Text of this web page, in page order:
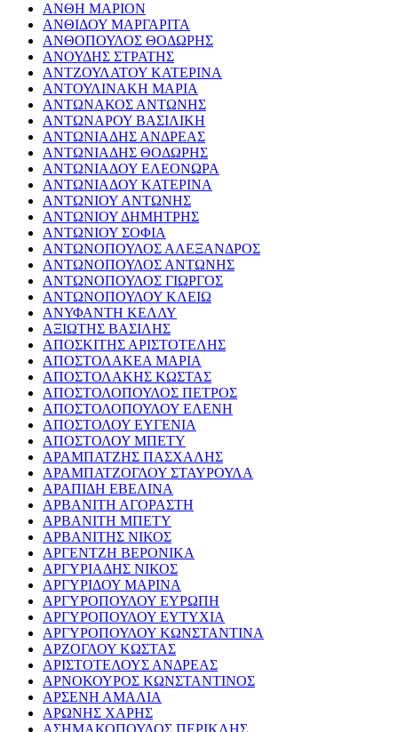
ΑΝΘΗ ΜΑΡΙΟΝ
ΑΝΘΙΔΟΥ ΜΑΡΓΑΡΙΤΑ
ΑΝΘΟΠΟΥΛΟΣ ΘΟΔΩΡΗΣ
ΑΝΟΥΔΗΣ ΣΤΡΑΤΗΣ
ΑΝΤΖΟΥΛΑΤΟΥ ΚΑΤΕΡΙΝΑ
ΑΝΤΟΥΛΙΝΑΚΗ ΜΑΡΙΑ
ΑΝΤΩΝΑΚΟΣ ΑΝΤΩΝΗΣ
ΑΝΤΩΝΑΡΟΥ ΒΑΣΙΛΙΚΗ
ΑΝΤΩΝΙΑΔΗΣ ΑΝΔΡΕΑΣ
ΑΝΤΩΝΙΑΔΗΣ ΘΟΔΩΡΗΣ
ΑΝΤΩΝΙΑΔΟΥ ΕΛΕΟΝΩΡΑ
ΑΝΤΩΝΙΑΔΟΥ ΚΑΤΕΡΙΝΑ
ΑΝΤΩΝΙΟΥ ΑΝΤΩΝΗΣ
ΑΝΤΩΝΙΟΥ ΔΗΜΗΤΡΗΣ
ΑΝΤΩΝΙΟΥ ΣΟΦΙΑ
ΑΝΤΩΝΟΠΟΥΛΟΣ ΑΛΕΞΑΝΔΡΟΣ
ΑΝΤΩΝΟΠΟΥΛΟΣ ΑΝΤΩΝΗΣ
ΑΝΤΩΝΟΠΟΥΛΟΣ ΓΙΩΡΓΟΣ
ΑΝΤΩΝΟΠΟΥΛΟΥ ΚΛΕΙΩ
ΑΝΥΦΑΝΤΗ ΚΕΛΛΥ
ΑΞΙΩΤΗΣ ΒΑΣΙΛΗΣ
ΑΠΟΣΚΙΤΗΣ ΑΡΙΣΤΟΤΕΛΗΣ
ΑΠΟΣΤΟΛΑΚΕΑ ΜΑΡΙΑ
ΑΠΟΣΤΟΛΑΚΗΣ ΚΩΣΤΑΣ
ΑΠΟΣΤΟΛΟΠΟΥΛΟΣ ΠΕΤΡΟΣ
ΑΠΟΣΤΟΛΟΠΟΥΛΟΥ ΕΛΕΝΗ
ΑΠΟΣΤΟΛΟΥ ΕΥΓΕΝΙΑ
ΑΠΟΣΤΟΛΟΥ ΜΠΕΤΥ
ΑΡΑΜΠΑΤΖΗΣ ΠΑΣΧΑΛΗΣ
ΑΡΑΜΠΑΤΖΟΓΛΟΥ ΣΤΑΥΡΟΥΛΑ
ΑΡΑΠΙΔΗ ΕΒΕΛΙΝΑ
ΑΡΒΑΝΙΤΗ ΑΓΟΡΑΣΤΗ
ΑΡΒΑΝΙΤΗ ΜΠΕΤΥ
ΑΡΒΑΝΙΤΗΣ ΝΙΚΟΣ
ΑΡΓΕΝΤΖΗ ΒΕΡΟΝΙΚΑ
ΑΡΓΥΡΙΑΔΗΣ ΝΙΚΟΣ
ΑΡΓΥΡΙΔΟΥ ΜΑΡΙΝΑ
ΑΡΓΥΡΟΠΟΥΛΟΥ ΕΥΡΩΠΗ
ΑΡΓΥΡΟΠΟΥΛΟΥ ΕΥΤΥΧΙΑ
ΑΡΓΥΡΟΠΟΥΛΟΥ ΚΩΝΣΤΑΝΤΙΝΑ
ΑΡΖΟΓΛΟΥ ΚΩΣΤΑΣ
ΑΡΙΣΤΟΤΕΛΟΥΣ ΑΝΔΡΕΑΣ
ΑΡΝΟΚΟΥΡΟΣ ΚΩΝΣΤΑΝΤΙΝΟΣ
ΑΡΣΕΝΗ ΑΜΑΛΙΑ
ΑΡΩΝΗΣ ΧΑΡΗΣ